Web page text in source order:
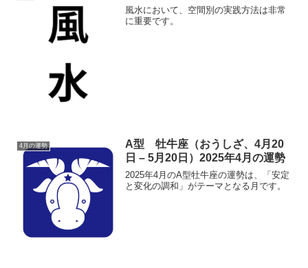
風水において、空間別の実践方法は非常
に重要です。
4月の運勢
A型 牡牛座（おうしざ、4月20
日 – 5月20日）2025年4月の運勢
2025年4月のA型牡牛座の運勢は、「安定
と変化の調和」がテーマとなる月です。